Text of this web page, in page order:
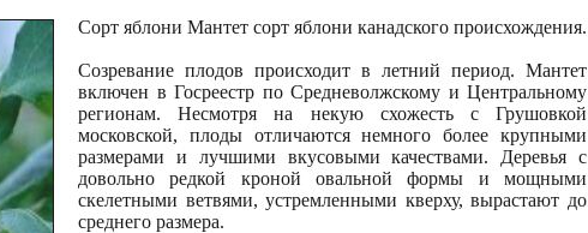
Сорт яблони Мантет сорт яблони канадского происхождения.
Созревание плодов происходит в летний период. Мантет
включен в Госреестр по Средневолжскому и Центральному
регионам. Несмотря на некую схожесть с Грушовкой
московской, плоды отличаются немного более крупными
размерами и лучшими вкусовыми качествами. Деревья с
довольно редкой кроной овальной формы и мощными
скелетными ветвями, устремленными кверху, вырастают до
среднего размера.